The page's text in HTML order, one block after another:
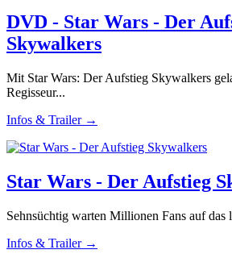
DVD - Star Wars - Der
Skywalkers
Mit Star Wars: Der Aufstieg Skywalkers
Regisseur...
Infos & Trailer →
Star Wars - Der Aufstieg
Sehnsüchtig warten Millionen Fans auf das
Infos & Trailer →